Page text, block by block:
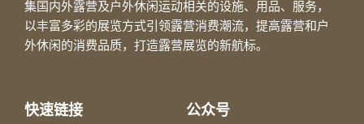
集国内外露营及户外休闲运动相关的设施、用品、服务，
以丰富多彩的展览方式引领露营消费潮流，提高露营和户
外休闲的消费品质，打造露营展览的新航标。
快速链接 公众号